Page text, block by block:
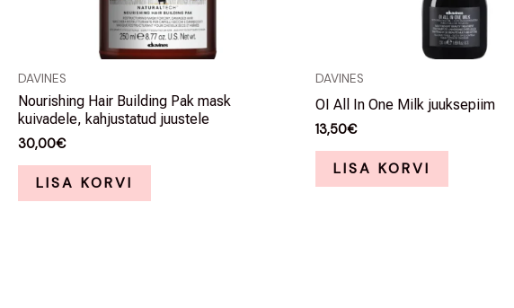
DAVINES
Nourishing Hair Building Pak mask
kuivadele, kahjustatud juustele
30,00€
LISA KORVI
DAVINES
OI All In One Milk juuksepiim
13,50€
LISA KORVI